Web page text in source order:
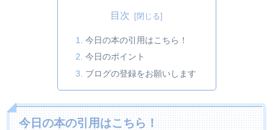
目次
今日の本の引用はこちら！
今日のポイント
ブログの登録をお願いします
今日の本の引用はこちら！